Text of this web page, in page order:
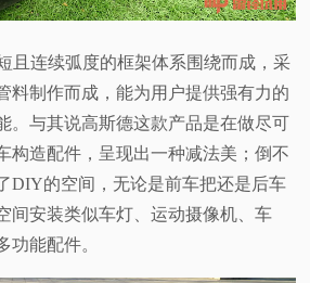
且连续弧度的框架体系围绕而成，采
料制作而成，能为用户提供强有力的
。与其说高斯德这款产品是在做尽可
构造配件，呈现出一种减法美；倒不
DIY的空间，无论是前车把还是后车
间安装类似车灯、运动摄像机、车
功能配件。